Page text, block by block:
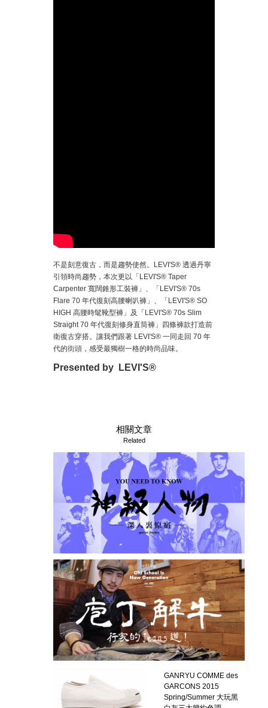
不是刻意復古，而是趨勢使然。LEVI'S® 透過丹寧
引領時尚趨勢，本次更以「LEVI'S® Taper
Carpenter 寬闊錐形工裝褲」、「LEVI'S® 70s
Flare 70 年代復刻高腰喇叭褲」、「LEVI'S® SO
HIGH 高腰時髦靴型褲」及「LEVI'S® 70s Slim
Straight 70 年代復刻修身直筒褲」四條褲款打造前
衛復古穿搭。讓我們跟著 LEVI'S® 一同走回 70 年
代的街頭，感受最獨樹一格的時尚品味。
Presented by LEVI'S®
相關文章
Related
GANRYU COMME des
GARCONS 2015
Spring/Summer 大玩黑